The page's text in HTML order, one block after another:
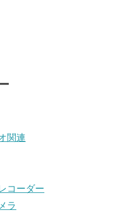
関連
コーダー
ラ